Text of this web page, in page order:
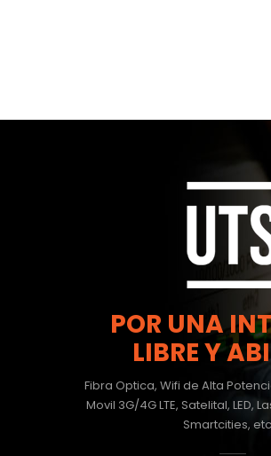
POR UNA
LIBRE Y
Fibra Optica, Wifi de Alta
Movil 3G/4G LTE, Satelital, LED,
Smartcities,